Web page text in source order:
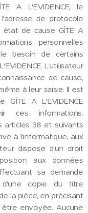
A L'EVIDENCE, le
de protocole
état de cause GÎTE A
personnelles
besoin de certains
L'utilisateur
de cause,
à leur saisie. Il est
A L'EVIDENCE
ces informations.
articles 38 et suivants
à l'informatique, aux
dispose d'un droit
aux données
sa demande
d'une copie du titre
la pièce, en précisant
envoyée. Aucune